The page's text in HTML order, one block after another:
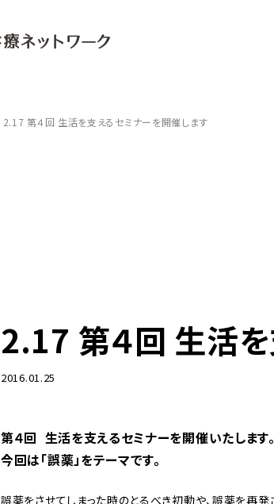
2.17 第４回 生活を支えるセミナーを開催します
2.17 第４回 生活
2016.01.25
第４回 生活を支えるセミナーを開催いたします。
今回は「誤薬」をテーマです。
誤薬をさせてしまった時のとるべき初動や、誤薬を再発